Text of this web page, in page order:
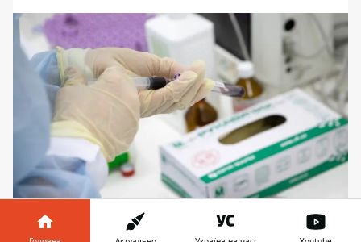
В субботу, 30 января, в Украине